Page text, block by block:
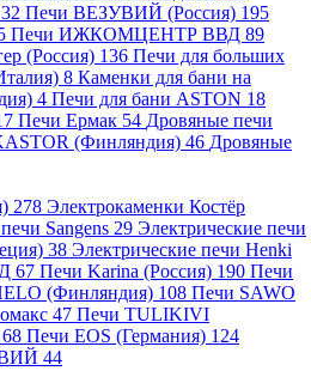
32 Печи ВЕЗУВИЙ (Россия) 195
Печи ИЖКОМЦЕНТР ВВД 89
(Россия) 136 Печи для больших
8 Каменки для бани на
4 Печи для бани ASTON 18
Печи Ермак 54 Дровяные печи
(Финляндия) 46 Дровяные
278 Электрокаменки Костёр
Sangens 29 Электрические печи
38 Электрические печи Henki
67 Печи Karina (Россия) 190 Печи
(Финляндия) 108 Печи SAWO
47 Печи TULIKIVI
68 Печи EOS (Германия) 124
44